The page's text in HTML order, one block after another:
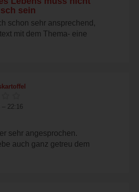
sein
schon sehr ansprechend,
mit dem Thema- eine
– 22:16
sehr angesprochen.
auch ganz getreu dem